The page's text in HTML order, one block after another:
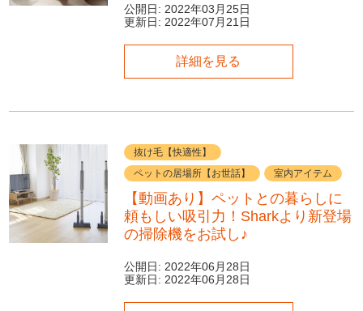
公開日: 2022年03月25日
更新日: 2022年07月21日
詳細を見る
抜け毛【快適性】
ペットの居場所【お世話】
室内アイテム
【動画あり】ペットとの暮らしに
頼もしい吸引力！Sharkより新登場
の掃除機をお試し♪
公開日: 2022年06月28日
更新日: 2022年06月28日